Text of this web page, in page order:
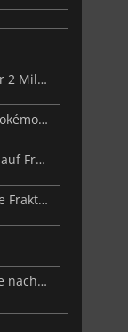
Resident Evil Veronica steht bereits auf über 2 Millionen Wunschlisten
Beast of Reincarnation: Frischer Kurs vom Pokémon-Studio
Big Walk ist jetzt erhältlich – eine Reise, die auf Freundschaft basiert
Warhammer 40.000: Dawn of War 4 stellt die Fraktion der Necrons vor
Forsaken Realms: Vahrin’s Call feiert Release nach 10 Jahren